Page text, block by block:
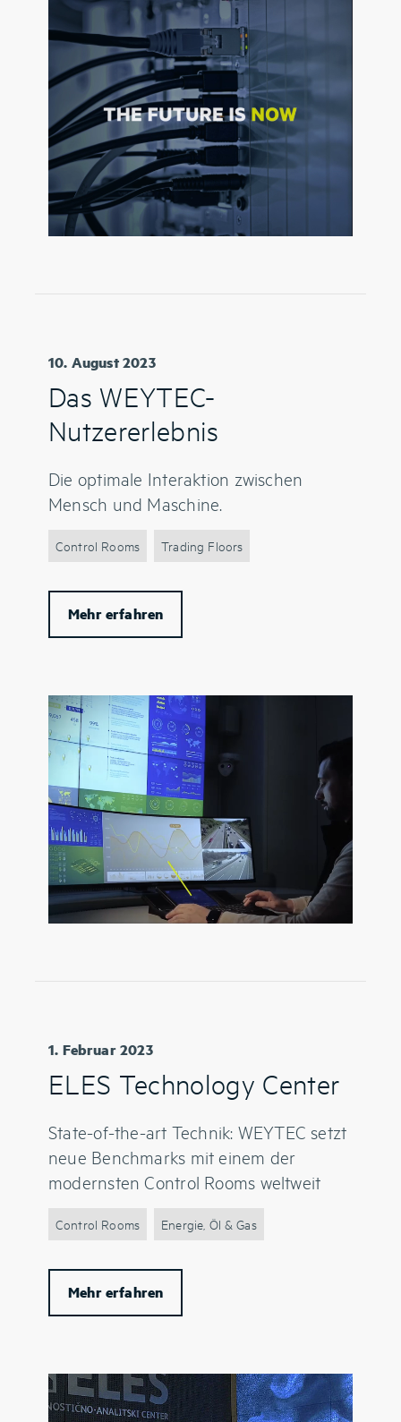
10. August 2023
Das WEYTEC-
Nutzererlebnis
Die optimale Interaktion zwischen
Mensch und Maschine.
Control Rooms Trading Floors
Mehr erfahren
1. Februar 2023
ELES Technology Center
State-of-the-art Technik: WEYTEC setzt
neue Benchmarks mit einem der
modernsten Control Rooms weltweit
Control Rooms Energie, Öl & Gas
Mehr erfahren